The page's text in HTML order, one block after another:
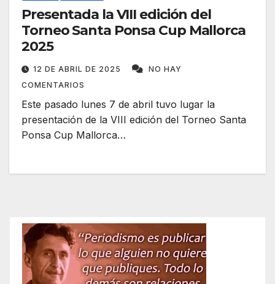
Presentada la VIII edición del
Torneo Santa Ponsa Cup Mallorca
2025
12 DE ABRIL DE 2025
NO HAY
COMENTARIOS
Este pasado lunes 7 de abril tuvo lugar la
presentación de la VIII edición del Torneo Santa
Ponsa Cup Mallorca…